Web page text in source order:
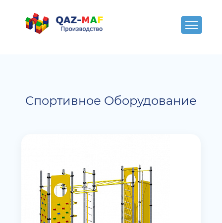
Спортивное Оборудование